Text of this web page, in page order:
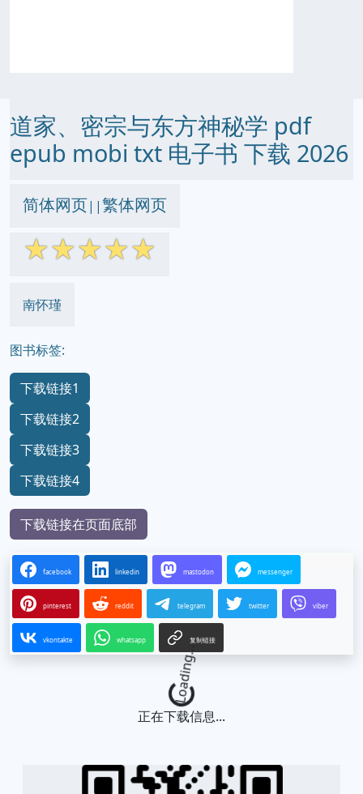
道家、密宗与东方神秘学 pdf
epub mobi txt 电子书 下载 2026
简体网页||繁体网页
☆☆☆☆☆
南怀瑾
图书标签:
下载链接1
下载链接2
下载链接3
下载链接4
下载链接在页面底部
facebook linkedin mastodon messenger
pinterest reddit telegram twitter viber
vkontakte whatsapp 复制链接
Loading...
正在下载信息...